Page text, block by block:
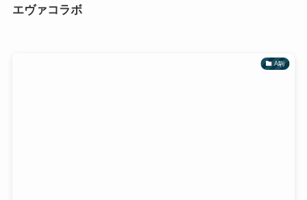
エヴァコラボ
A駒